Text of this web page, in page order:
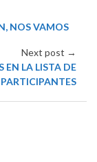
NOS VAMOS
Next post →
EN LA LISTA DE
PARTICIPANTES